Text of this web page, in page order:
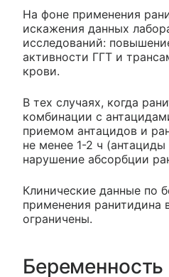
На фоне применения
искажения данных
исследований:
активности ГГТ и
крови.
В тех случаях, когда
комбинации с
приемом антацидов и
не менее 1-2 ч (антациды
нарушение абсорбции
Клинические данные по
применения ранитидина
ограничены.
Беременность